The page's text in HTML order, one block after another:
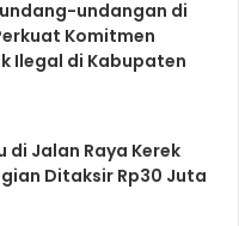
undangan di
Komitmen
Ilegal di Kabupaten
di Jalan Raya Kerek
Ditaksir Rp30 Juta